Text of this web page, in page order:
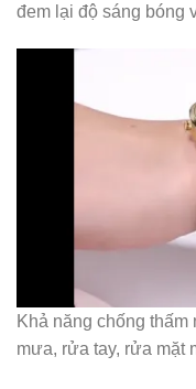
đem lại độ sáng bóng
Khả năng chống
mưa, rửa tay, rửa mặt